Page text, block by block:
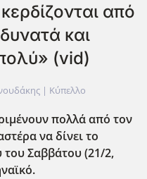
από
και
(vid)
| Κύπελλο
πολλά από τον
να δίνει το
του Σαββάτου (21/2,